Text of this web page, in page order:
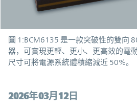
2026年03月12日
圖 1:BCM6135 是一款突破性的雙向
器，可實現更輕、更小、更高效的電
尺寸可將電源系統體積縮減近 50%。